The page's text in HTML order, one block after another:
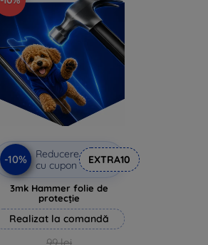
-10%
Reducere
cu cupon
EXTRA10
3mk Hammer folie de
protecție
Realizat la comandă
99 lei